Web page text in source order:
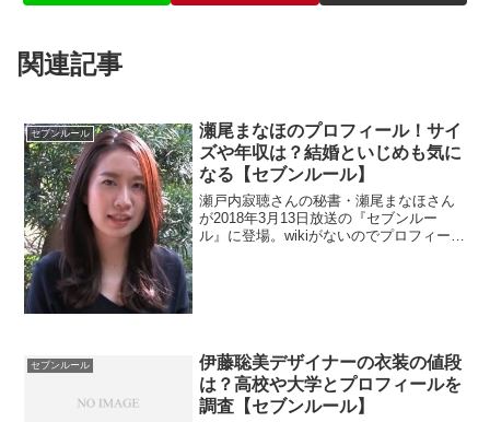
関連記事
セブンルール
瀬尾まなほのプロフィール！サイ
ズや年収は？結婚といじめも気に
なる【セブンルール】
瀬戸内寂聴さんの秘書・瀬尾まなほさん
が2018年3月13日放送の『セブンルー
ル』に登場。wikiがないのでプロフィール
セブンルール
伊藤聡美デザイナーの衣装の値段
は？高校や大学とプロフィールを
調査【セブンルール】